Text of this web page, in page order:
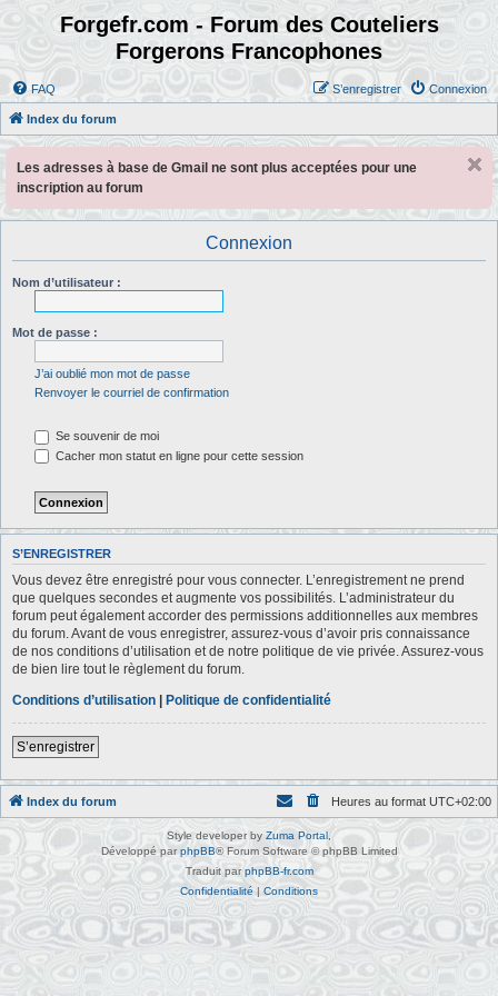
Forgefr.com - Forum des Couteliers
Forgerons Francophones
FAQ Connexion
S’enregistrer
Index du forum
Les adresses à base de Gmail ne sont plus acceptées pour une
inscription au forum
Connexion
Nom d’utilisateur :
Mot de passe :
J’ai oublié mon mot de passe
Renvoyer le courriel de confirmation
Se souvenir de moi
Cacher mon statut en ligne pour cette session
S’ENREGISTRER
Vous devez être enregistré pour vous connecter. L’enregistrement ne prend
que quelques secondes et augmente vos possibilités. L’administrateur du
forum peut également accorder des permissions additionnelles aux membres
du forum. Avant de vous enregistrer, assurez-vous d’avoir pris connaissance
de nos conditions d’utilisation et de notre politique de vie privée. Assurez-vous
de bien lire tout le règlement du forum.
Conditions d’utilisation | Politique de confidentialité
S’enregistrer
Index du forum Heures au format UTC+02:00
Style developer by Zuma Portal
Développé par phpBB® Forum Software © phpBB Limited
Traduit parphpBB-fr.com
Confidentialité | Conditions